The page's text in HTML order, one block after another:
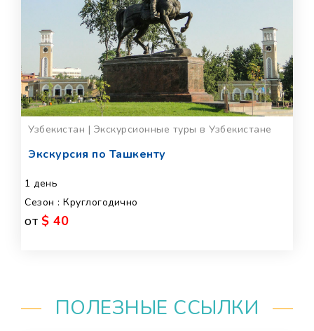
Узбекистан | Экскурсионные туры в Узбекистане
Экскурсия по Ташкенту
1 день
Сезон : Круглогодично
от $ 40
ПОЛЕЗНЫЕ ССЫЛКИ